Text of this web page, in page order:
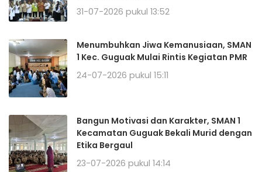
31-07-2026 pukul 13:52
Menumbuhkan Jiwa Kemanusiaan, SMAN
1 Kec. Guguak Mulai Rintis Kegiatan PMR
24-07-2026 pukul 15:11
Bangun Motivasi dan Karakter, SMAN 1
Kecamatan Guguak Bekali Murid dengan
Etika Bergaul
23-07-2026 pukul 14:14